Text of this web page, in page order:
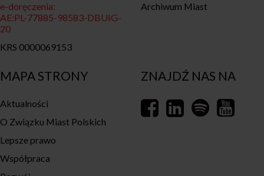
MAPA STRONY
Aktualności
O Związku Miast Polskich
Lepsze prawo
Współpraca
e-doręczenia:
AE:PL-77885-98583-DBUIG-
20
KRS 0000069153
Archiwum Miast
ZNAJDŹ NAS NA